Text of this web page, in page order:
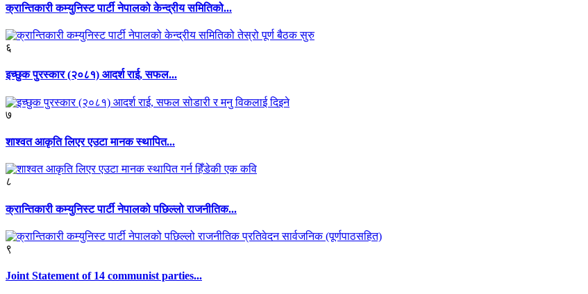
क्रान्तिकारी कम्युनिस्ट पार्टी नेपालको केन्द्रीय समितिको...
६
इच्छुक पुरस्कार (२०८१) आदर्श राई, सफल...
७
शाश्वत आकृति लिएर एउटा मानक स्थापित...
८
क्रान्तिकारी कम्युनिस्ट पार्टी नेपालको पछिल्लो राजनीतिक...
९
Joint Statement of 14 communist parties...